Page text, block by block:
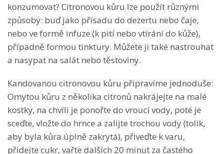
konzumovat? Citronovou kůru lze použít různými
způsoby: buď jako přísadu do dezertu nebo čaje,
nebo ve formě infuze (k pití nebo vtírání do kůže),
případně formou tinktury. Můžete ji také nastrouhat
a nasypat na salát nebo těstoviny.
Kandovanou citronovou kůru připravíme jednoduše:
Omytou kůru z několika citronů nakrájejte na malé
kostky, na chvíli je ponořte do vroucí vody, poté je
sceďte, vložte do hrnce a zalijte trochou vody (tolik,
aby byla kůra úplně zakrytá), přiveďte k varu,
přidejte cukr, vařte dalších 20 minut za častého